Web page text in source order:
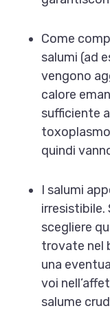
Come
salumi (ad
vengono
calore
sufficiente
quindi
I salumi
irresistibile.
scegliere
trovate nel
una
voi
salume